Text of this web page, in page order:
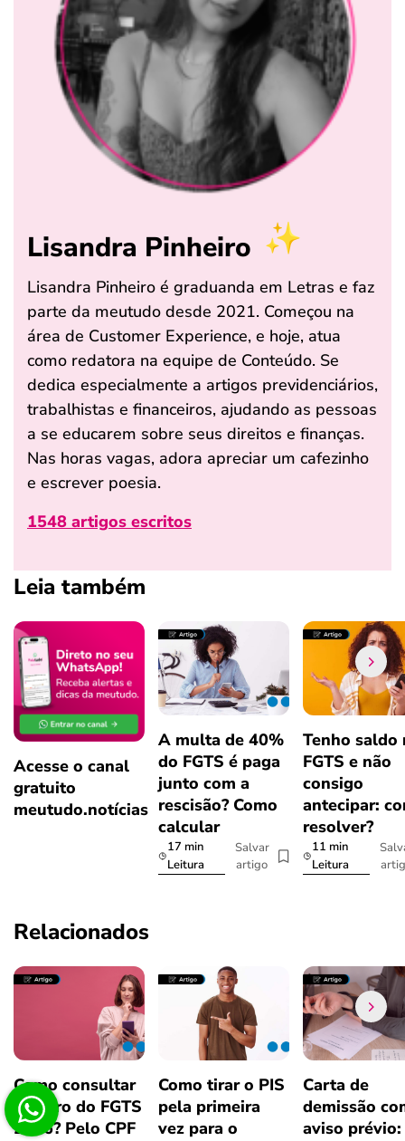
Lisandra Pinheiro
Lisandra Pinheiro é graduanda em Letras e faz
parte da meutudo desde 2021. Começou na
área de Customer Experience, e hoje, atua
como redatora na equipe de Conteúdo. Se
dedica especialmente a artigos previdenciários,
trabalhistas e financeiros, ajudando as pessoas
a se educarem sobre seus direitos e finanças.
Nas horas vagas, adora apreciar um cafezinho
e escrever poesia.
1548 artigos escritos
Leia também
Acesse o canal
gratuito
meutudo.notícias
A multa de 40%
do FGTS é paga
junto com a
rescisão? Como
calcular
17 min
Leitura
Salvar
artigo
Tenho saldo
FGTS e não
consigo
antecipar:
resolver?
11 min
Leitura
Relacionados
Como consultar
o Lucro do FGTS
2026? Pelo CPF
Como tirar o PIS
pela primeira
vez para o
Carta de
demissão
aviso prévio: